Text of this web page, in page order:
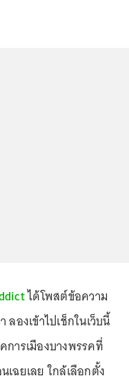
ได้โพสต์ข้อความ
องเข้าไปเช็กในเว็บนี้
การเมืองบางพรรคที่
ฉยเลย ใกล้เลือกตั้ง